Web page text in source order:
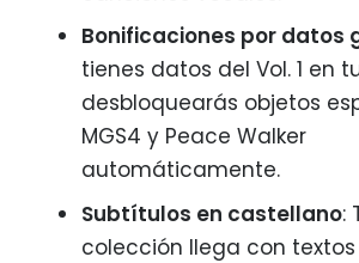
Bonificaciones por datos
tienes datos del Vol. 1 en
desbloquearás objetos
MGS4 y Peace Walker
automáticamente.
Subtítulos en castellano:
colección llega con